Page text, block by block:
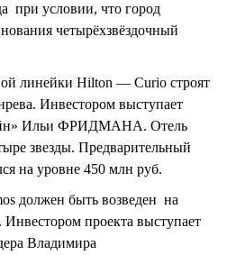
при условии, что город
четырёхзвёздочный
линейки Hilton — Curio строят
Инвестором выступает
Ильи ФРИДМАНА. Отель
звезды. Предварительный
на уровне 450 млн руб.
должен быть возведен на
Инвестором проекта выступает
Владимира